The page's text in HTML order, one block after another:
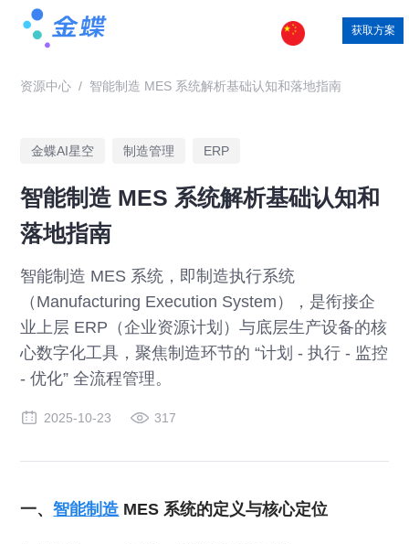
获取方案
资源中心 / 智能制造 MES 系统解析基础认知和落地指南
金蝶AI星空 制造管理 ERP
智能制造 MES 系统解析基础认知和
落地指南
智能制造 MES 系统，即制造执行系统
（Manufacturing Execution System），是衔接企
业上层 ERP（企业资源计划）与底层生产设备的核
心数字化工具，聚焦制造环节的 “计划 - 执行 - 监控
- 优化” 全流程管理。
2025-10-23 317
一、智能制造 MES 系统的定义与核心定位